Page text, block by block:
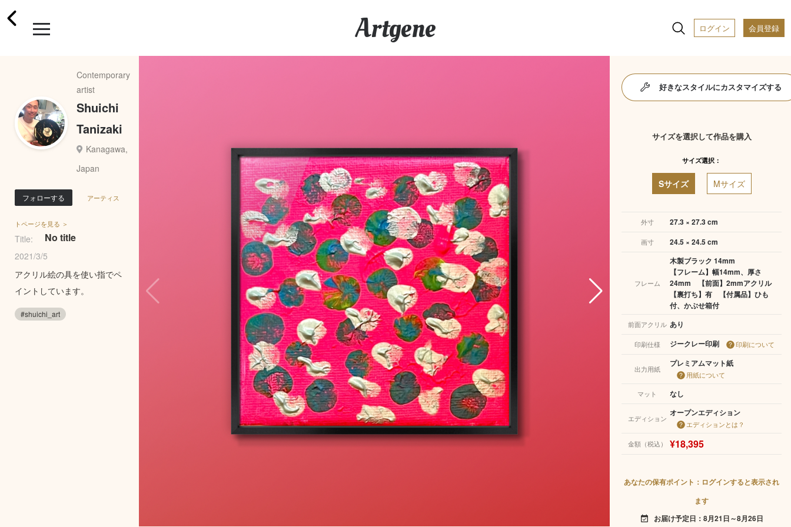
Artgene ログイン 会員登録
Contemporary
artist
Shuichi
Tanizaki
Kanagawa,
Japan
フォローする アーティス
トページを見る ＞
Title: No title
2021/3/5
アクリル絵の具を使い指でペ
イントしています。
#shuichi_art
好きなスタイルにカスタマイズする
サイズを選択して作品を購入
サイズ選択：
Sサイズ Mサイズ
外寸 27.3 × 27.3 cm
画寸 24.5 × 24.5 cm
フレーム
木製ブラック 14mm
【フレーム】幅14mm、厚さ
24mm 【前面】2mmアクリル
【裏打ち】有 【付属品】ひも
付、かぶせ箱付
前面アクリル あり
印刷仕様 ジークレー印刷 印刷について
出力用紙
プレミアムマット紙
用紙について
マット
なし
エディション
オープンエディション
エディションとは？
金額（税込） ¥18,395
あなたの保有ポイント：ログインすると表示され
ます
event_available お届け予定日：8月21日～8月26日